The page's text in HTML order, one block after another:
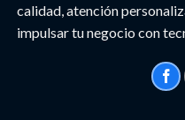
calidad, atención
impulsar tu negocio con